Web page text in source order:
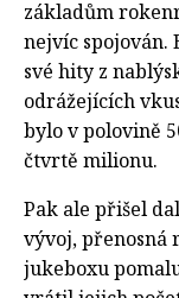
základům
nejvíc spojován.
své hity z
odrážejících
bylo v polovině
čtvrtě milionu.
Pak ale přišel
vývoj, přenosná
jukeboxu